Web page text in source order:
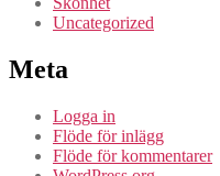
Uncategorized
Meta
Logga in
Flöde för inlägg
Flöde för kommentarer